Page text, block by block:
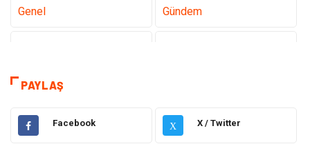
Genel Gündem
Sağlık
Dekorasyon Elektrik Elektronik
PAYLAŞ
Facebook X X / Twitter